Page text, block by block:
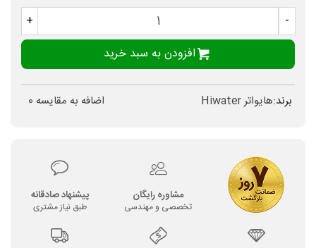
-
+
افزودن به سبد خرید
برند:هایواتر Hiwater اضافه به مقایسه 0
مشاوره رایگان
تخصصی و مهندسی
پیشنهاد صادقانه
طبق نیاز مشتری